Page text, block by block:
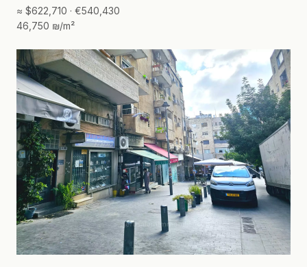
≈ $622,710 · €540,430
46,750 ₪/m²